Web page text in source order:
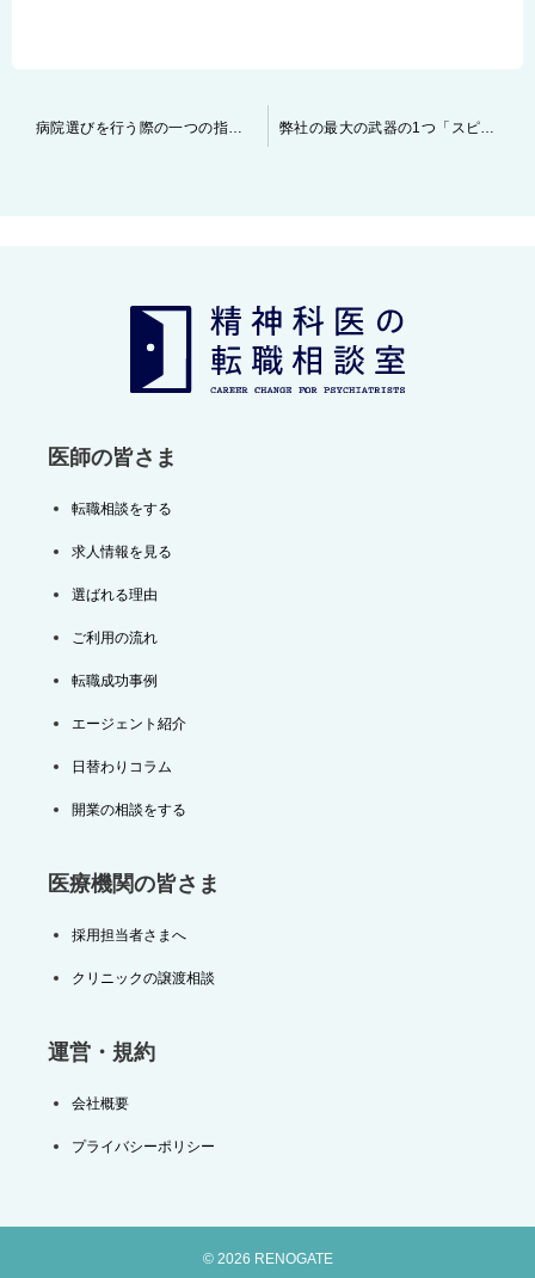
病院選びを行う際の一つの指標について
医師の皆さま
転職相談をする
求人情報を見る
選ばれる理由
ご利用の流れ
転職成功事例
エージェント紹介
日替わりコラム
開業の相談をする
医療機関の皆さま
採用担当者さまへ
クリニックの譲渡相談
運営・規約
会社概要
プライバシーポリシー
© 2026 RENOGATE